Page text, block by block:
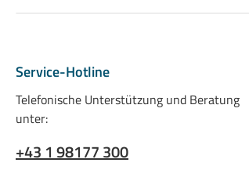
Service-Hotline
Telefonische Unterstützung und Beratung
unter:
+43 1 98177 300